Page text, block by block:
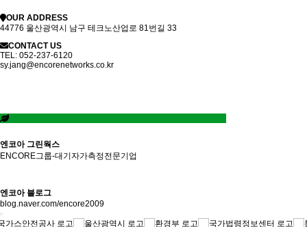
OUR ADDRESS
44776 울산광역시 남구 테크노산업로 81번길 33
CONTACT US
TEL: 052-237-6120
sy.jang@encorenetworks.co.kr
엔코아 그린웍스
ENCORE그룹-대기자가측정전문기업
엔코아 블로그
blog.naver.com/encore2009